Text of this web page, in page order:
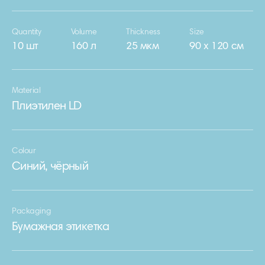
Quantity
10 шт
Volume
160 л
Thickness
25 мкм
Size
90 х 120 см
Material
Плиэтилен LD
Colour
Синий, чёрный
Packaging
Бумажная этикетка